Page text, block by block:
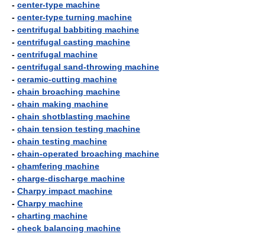
- center-type machine
- center-type turning machine
- centrifugal babbiting machine
- centrifugal casting machine
- centrifugal machine
- centrifugal sand-throwing machine
- ceramic-cutting machine
- chain broaching machine
- chain making machine
- chain shotblasting machine
- chain tension testing machine
- chain testing machine
- chain-operated broaching machine
- chamfering machine
- charge-discharge machine
- Charpy impact machine
- Charpy machine
- charting machine
- check balancing machine